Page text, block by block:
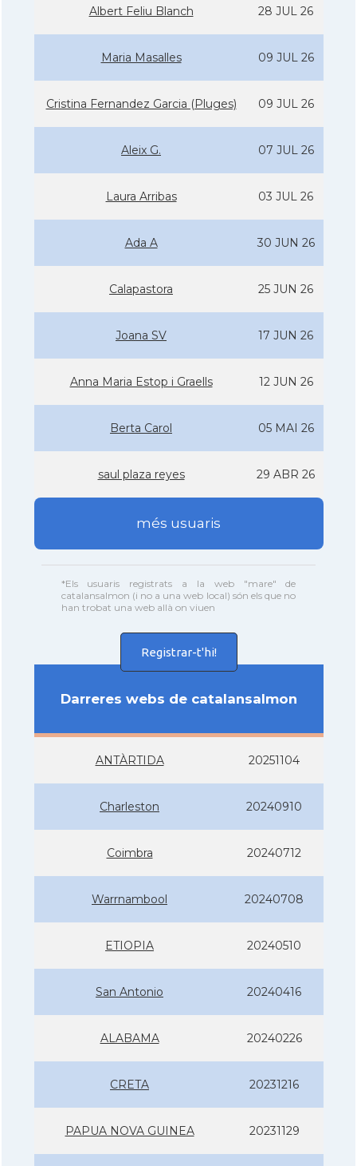
Albert Feliu Blanch 28 JUL 26
Maria Masalles 09 JUL 26
Cristina Fernandez Garcia (Pluges) 09 JUL 26
Aleix G. 07 JUL 26
Laura Arribas 03 JUL 26
Ada A 30 JUN 26
Calapastora 25 JUN 26
Joana SV 17 JUN 26
Anna Maria Estop i Graells 12 JUN 26
Berta Carol 05 MAI 26
saul plaza reyes 29 ABR 26
més usuaris
*Els usuaris registrats a la web "mare" de
catalansalmon (i no a una web local) són els que no
han trobat una web allà on viuen
Registrar-t'hi!
Darreres webs de catalansalmon
ANTÀRTIDA 20251104
Charleston 20240910
Coimbra 20240712
Warrnambool 20240708
ETIOPIA 20240510
San Antonio 20240416
ALABAMA 20240226
CRETA 20231216
PAPUA NOVA GUINEA 20231129